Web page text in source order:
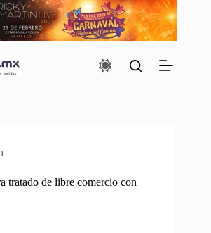
tratado de libre comercio con